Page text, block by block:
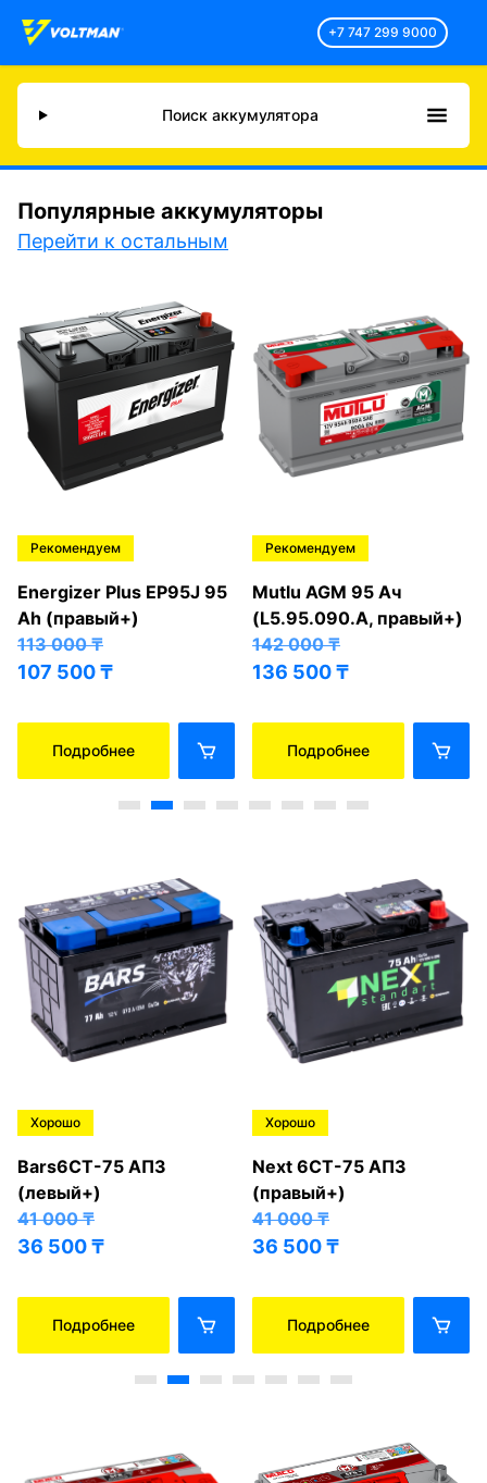
+7 747 299 9000
Поиск аккумулятора
Популярные аккумуляторы
Перейти к остальным
Рекомендуем
Energizer Plus EP95J 95
Ah (правый+)
113 000₸
107 500₸
Подробнее
Рекомендуем
Mutlu AGM 95 Ач
(L5.95.090.A, правый+)
142 000₸
136 500₸
Подробнее
Хорошо
Bars6СТ-75 АПЗ
(левый+)
41 000₸
36 500₸
Подробнее
Хорошо
Next 6СТ-75 АПЗ
(правый+)
41 000₸
36 500₸
Подробнее